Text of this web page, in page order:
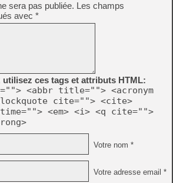
sera pas publiée. Les champs
avec *
utilisez ces tags et attributs HTML:
<abbr title=""> <acronym
cite=""> <cite>
<em> <i> <q cite="">
Votre nom *
Votre adresse email *